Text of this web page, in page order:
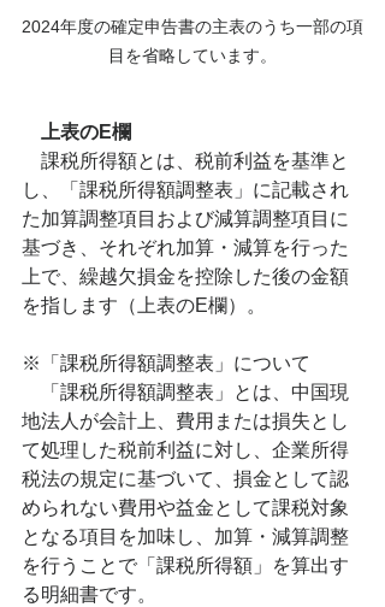
2024年度の確定申告書の主表のうち一部の項
目を省略しています。
上表のE欄
課税所得額とは、税前利益を基準と
し、「課税所得額調整表」に記載され
た加算調整項目および減算調整項目に
基づき、それぞれ加算・減算を行った
上で、繰越欠損金を控除した後の金額
を指します（上表のE欄）。
※「課税所得額調整表」について
「課税所得額調整表」とは、中国現
地法人が会計上、費用または損失とし
て処理した税前利益に対し、企業所得
税法の規定に基づいて、損金として認
められない費用や益金として課税対象
となる項目を加味し、加算・減算調整
を行うことで「課税所得額」を算出す
る明細書です。